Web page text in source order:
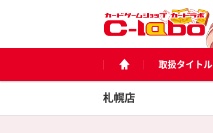
取扱タイトル
札幌店